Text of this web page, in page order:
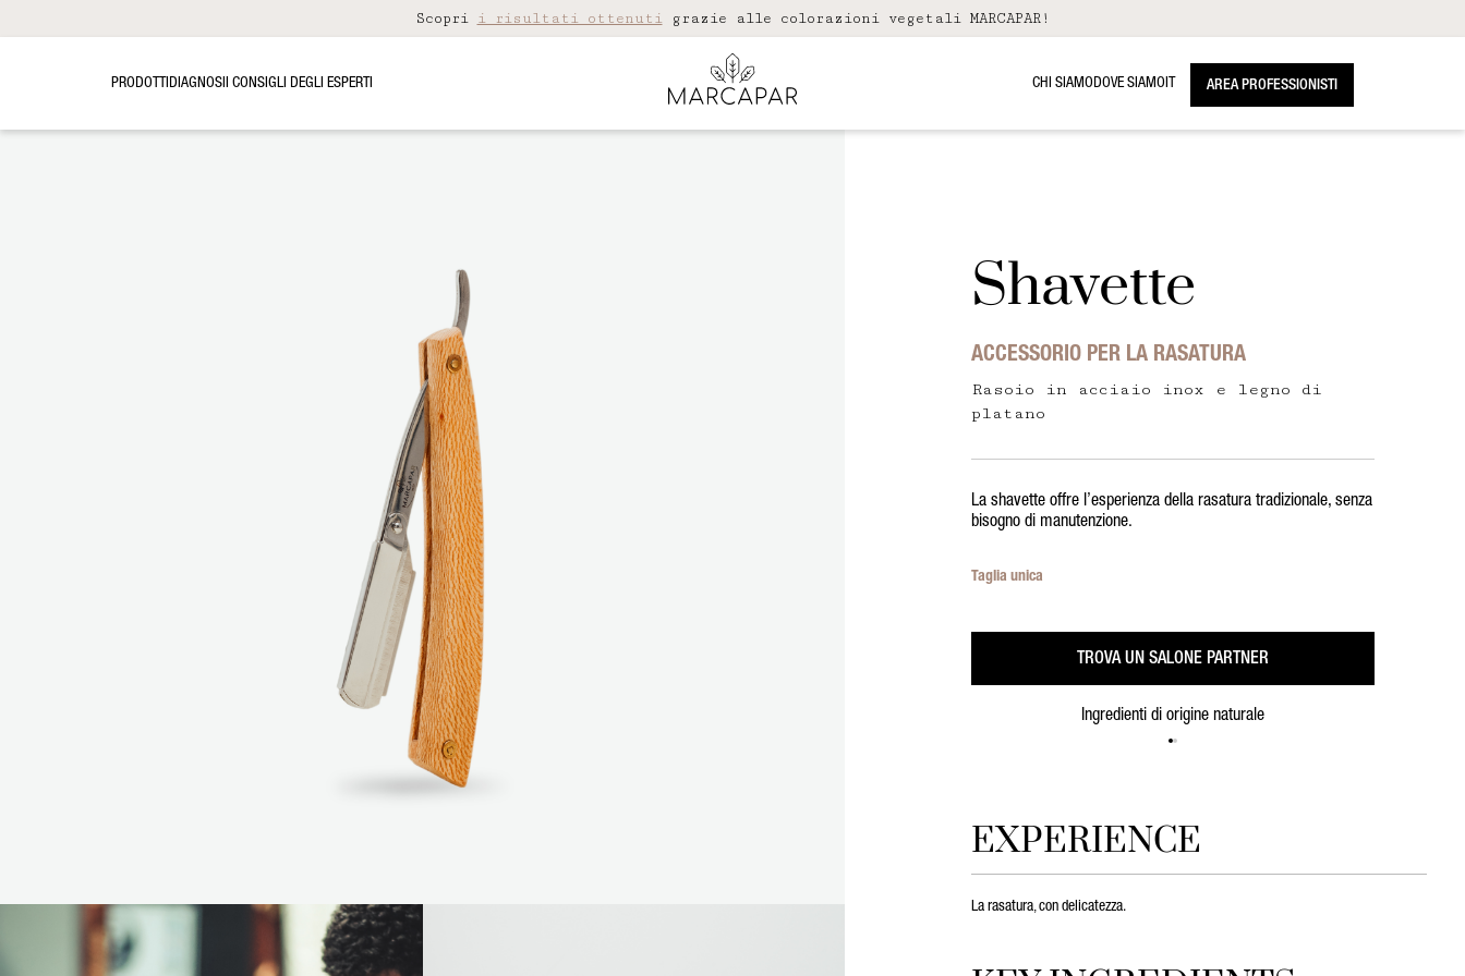
Scopri i risultati ottenutigrazie alle colorazioni vegetali MARCAPAR!
PRODOTTIDIAGNOSII CONSIGLI DEGLI ESPERTI CHI SIAMODOVE SIAMOIT AREA PROFESSIONISTI
Shavette
ACCESSORIO PER LA RASATURA
Rasoio in acciaio inox e legno di
platano
La shavette offre l’esperienza della rasatura tradizionale, senza
bisogno di manutenzione.
Taglia unica
TROVA UN SALONE PARTNER
Ingredienti di origine naturale
EXPERIENCE
La rasatura, con delicatezza.